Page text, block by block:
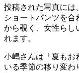
投稿された写真には
ショートパンツを合
から覗く、女性らし
れます。
小嶋さんは「夏も
いる季節の移り変わ